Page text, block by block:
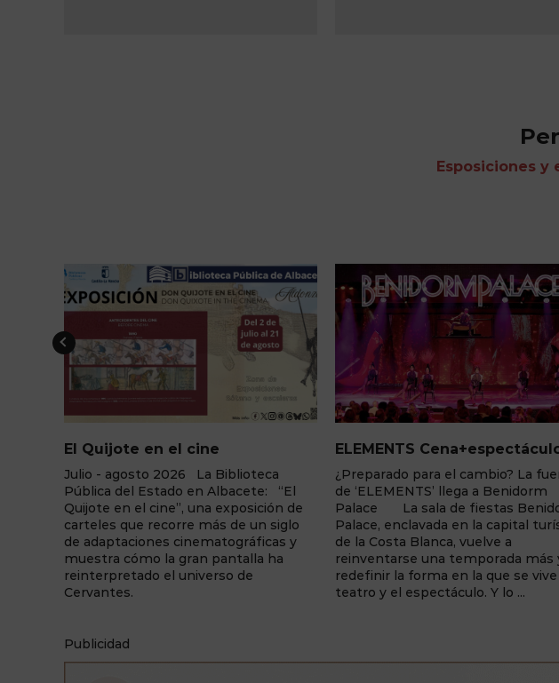
Esposiciones
ELEMENTS Cena+espectáculo
¿Preparado para el cambio? La fuerza
de ‘ELEMENTS’ llega a Benidorm
Palace La sala de fiestas Benidorm
Palace, enclavada en la capital turística
de la Costa Blanca, vuelve a
reinventarse una temporada más y a
redefinir la forma en la que se vive el
teatro y el espectáculo. Y lo ...
Arquitectura del color:
“Kabbalah”
23 de julio - 31 de agosto de 2026
Manolita, Fuensanta)
del color: Kabbalah”, de Francisca
Núñez Donate, “Franu”, propone un
recorrido visual por paisajes y
construcciones transformados
mediante el color, la geometría y el
Publicidad